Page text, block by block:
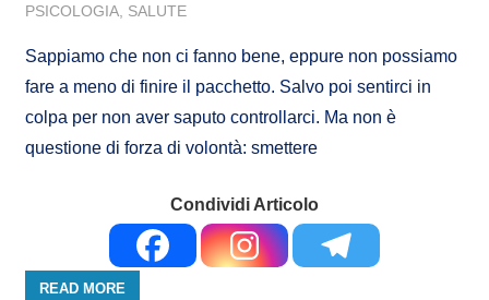
PSICOLOGIA, SALUTE
Sappiamo che non ci fanno bene, eppure non possiamo
fare a meno di finire il pacchetto. Salvo poi sentirci in
colpa per non aver saputo controllarci. Ma non è
questione di forza di volontà: smettere
Condividi Articolo
READ MORE